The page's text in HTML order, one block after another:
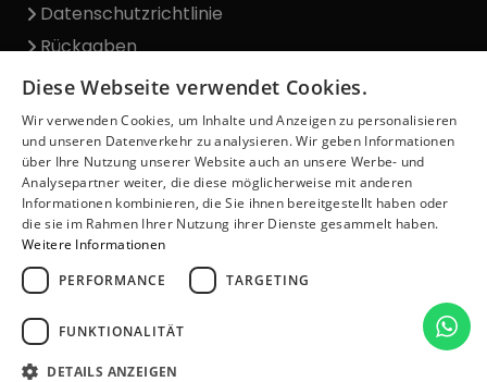
Datenschutzrichtlinie
Rückgaben
Lieferung
Beschwerden
Blog
Über uns
Kontakt
Offizielles Hologramm
Diese Webseite verwendet Cookies.
Wir verwenden Cookies, um Inhalte und Anzeigen zu personalisieren
und unseren Datenverkehr zu analysieren. Wir geben Informationen
über Ihre Nutzung unserer Website auch an unsere Werbe- und
Analysepartner weiter, die diese möglicherweise mit anderen
Informationen kombinieren, die Sie ihnen bereitgestellt haben oder
die sie im Rahmen Ihrer Nutzung ihrer Dienste gesammelt haben.
Weitere Informationen
PERFORMANCE
TARGETING
FUNKTIONALITÄT
DETAILS ANZEIGEN